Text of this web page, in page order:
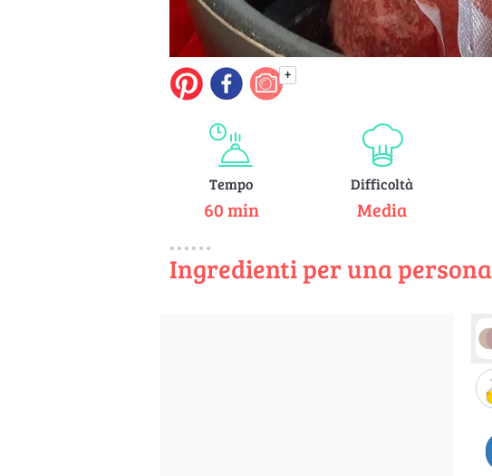
+
Tempo
60 min
Difficoltà
Media
Ingredienti per una persona